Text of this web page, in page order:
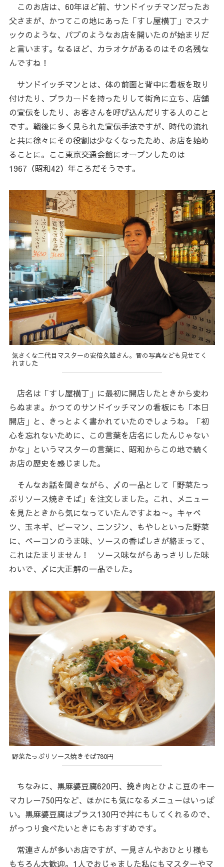
このお店は、60年ほど前、サンドイッチマンだったお
父さまが、かつてこの地にあった「すし屋横丁」でスナ
ックのような、パブのようなお店を開いたのが始まりだ
と言います。なるほど、カラオケがあるのはその名残な
んですね！
サンドイッチマンとは、体の前面と背中に看板を取り
付けたり、プラカードを持ったりして街角に立ち、店舗
の宣伝をしたり、お客さんを呼び込んだりする人のこと
です。戦後に多く見られた宣伝手法ですが、時代の流れ
と共に徐々にその役割は少なくなったため、お店を始め
ることに。ここ東京交通会館にオープンしたのは
1967（昭和42）年ころだそうです。
気さくな二代目マスターの安倍久雄さん。昔の写真なども見せてく
れました
店名は「すし屋横丁」に最初に開店したときから変わ
らぬまま。かつてのサンドイッチマンの看板にも「本日
開店」と、きっとよく書かれていたのでしょうね。「初
心を忘れないために、この言葉を店名にしたんじゃない
かな」というマスターの言葉に、昭和からこの地で続く
お店の歴史を感じました。
そんなお話を聞きながら、〆の一品として「野菜たっ
ぷりソース焼きそば」を注文しました。これ、メニュー
を見たときから気になっていたんですよね～。キャベ
ツ、玉ネギ、ピーマン、ニンジン、もやしといった野菜
に、ベーコンのうま味、ソースの香ばしさが絡まって、
これはたまりません！ ソース味ながらあっさりした味
わいで、〆に大正解の一品でした。
野菜たっぷりソース焼きそば780円
ちなみに、黒麻婆豆腐620円、挽き肉とひよこ豆のキー
マカレー750円など、ほかにも気になるメニューはいっぱ
い。黒麻婆豆腐はプラス130円で丼にもしてくれるので、
がっつり食べたいときにもおすすめです。
常連さんが多いお店ですが、一見さんやおひとり様も
もちろん大歓迎。1人でおじゃました私にもマスターやマ